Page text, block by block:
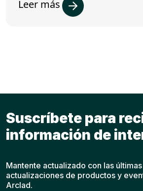
Leer más
Suscríbete para
información de
Mantente actualizado con las
actualizaciones de productos y
Arclad.